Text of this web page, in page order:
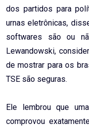
dos partidos para
urnas eletrônicas,
softwares são ou
Lewandowski,
de mostrar para os
TSE são seguras.
Ele lembrou que
comprovou